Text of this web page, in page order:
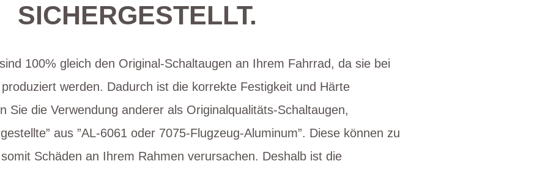
SICHERGESTELLT.
100% gleich den Original-Schaltaugen an Ihrem Fahrrad, da sie bei
werden. Dadurch ist die korrekte Festigkeit und Härte
Sie die Verwendung anderer als Originalqualitäts-Schaltaugen,
aus ”AL-6061 oder 7075-Flugzeug-Aluminum”. Diese können zu
Schäden an Ihrem Rahmen verursachen. Deshalb ist die